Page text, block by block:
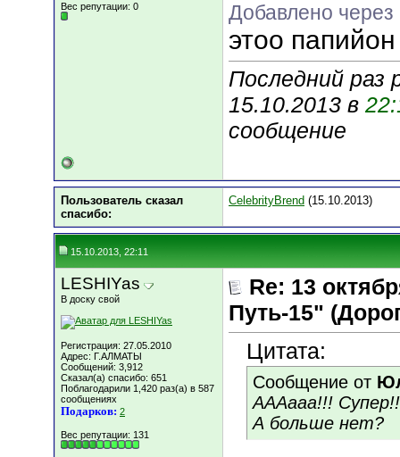
Вес репутации: 0 Добавлено через
этоо
Последний раз
15.10.2013 в
сообщение
Пользователь сказал
cпасибо:
CelebrityBrend (15.10.2013)
15.10.2013, 22:11
LESHIYas
В доску свой
Регистрация: 27.05.2010
Адрес: Г.АЛМАТЫ
Сообщений: 3,912
Сказал(а) спасибо: 651
Поблагодарили 1,420 раз(а) в 587
сообщениях
Подарков: 2
Вес репутации: 131
Re: 13
Путь-15"
Цитата:
Сообщение от
АААааа!!!
А больше нет?